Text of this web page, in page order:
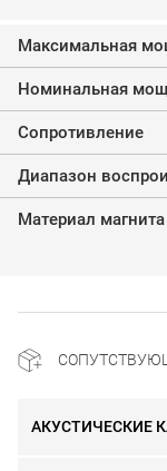
Максимальная
Номинальная
Сопротивление
Диапазон
Материал магнита
АКУСТИЧЕСКИЕ